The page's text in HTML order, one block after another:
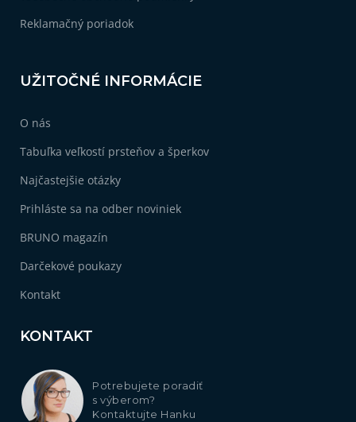
Reklamačný poriadok
UŽITOČNÉ INFORMÁCIE
O nás
Tabuľka veľkostí prsteňov a šperkov
Najčastejšie otázky
Prihláste sa na odber noviniek
BRUNO magazín
Darčekové poukazy
Kontakt
KONTAKT
Potrebujete poradiť
s výberom?
Kontaktujte Hanku